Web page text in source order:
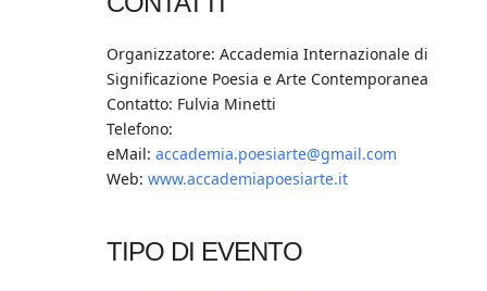
Organizzatore: Accademia Internazionale di
Significazione Poesia e Arte Contemporanea
Contatto: Fulvia Minetti
Telefono:
eMail: accademia.poesiarte@gmail.com
Web: www.accademiapoesiarte.it
TIPO DI EVENTO